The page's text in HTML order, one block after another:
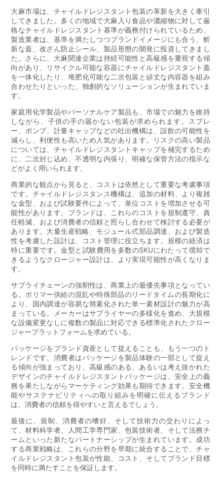
大麻市場は、チャイルドレジスタント包装の革新を大きく牽引
してきました。多くの地域で大麻入り食品や濃縮物に対して厳
格なチャイルドレジスタント基準が義務付けられているため、
製造業者は、基準を満たしつつブランドイメージにも合う、斬
新な蓋、改ざん防止シール、製品形態の開発に投資してきまし
た。さらに、大麻関連企業は持続可能性と高級感を重視する傾
向があり、リサイクル可能な容器にチャイルドレジスタント蓋
を一体化したり、堆肥化可能な二次包装と頑丈な内容器を組み
合わせたりといった、独創的なソリューションが生まれていま
す。
家庭用化学製品やパーソナルケア製品も、市場での魅力を維持
しながら、子供の手の届かない包装が求められます。スプレ
ー、ポンプ、計量キャップなどの吐出機構は、誤飲の可能性を
減らし、利便性も高いため人気があります。リスクの高い製品
については、チャイルドレジスタントキャップを補完するため
に、二次封じ込め、不透明な内張り、明確な保管方法の指示な
どがよく用いられます。
商業的な観点から見ると、コストは依然として重要な考慮事項
です。チャイルドレジスタンス機構は、追加の材料、より複雑
な金型、および試験要件によって、単位コストを増加させる可
能性があります。ブランドは、これらのコストを規制遵守、責
任軽減、および消費者の信頼と照らし合わせて検討する必要が
あります。大量生産戦略、モジュール式部品​​調達、および製造
性を考慮した設計は、コスト管理に役立ちます。規模の経済は
特に重要です。金型と試験費用を多数のSKUにわたって償却で
きるようなクロージャー設計は、より実現可能性が高くなりま
す。
サプライチェーンの強靭性は、商業上の最優先事項となってい
る。ポリマー供給の混乱や特殊部品のリードタイムの​​長期化に
より、国内調達が容易な簡素化された単一素材設計の魅力が高
まっている。メーカーはサプライヤーの多様化を進め、大規模
な設備変更なしに複数の製品に対応できる標準化されたクロー
ジャープラットフォームを求めている。
パッケージをブランド資産として捉えることも、もう一つのト
レンドです。消費者はパッケージを製品体験の一部として捉え
る傾向が強まっており、高級感のある、あるいは考え抜かれた
デザインのチャイルドレジスタントパッケージは、安全上の義
務を果たしながらマーケティング効果も期待できます。安全機
能やサステナビリティへの取り組みを明確に伝えるブランド
は、消費者の信頼を得やすいと言えるでしょう。
最後に、規制、消費者の嗜好、そして技術力の交わりによっ
て、材料科学者、人間工学専門家、包装技術者、そして法務チ
ームといった新たなパートナーシップが生まれています。成功
する商業戦略は、これらの分野を早期に統合することで、チャ
イルドレジスタント包装が性能、コスト、そしてブランド目標
を同時に満たすことを保証します。